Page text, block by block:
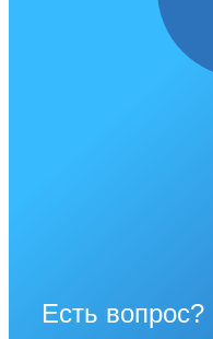
Есть вопрос?